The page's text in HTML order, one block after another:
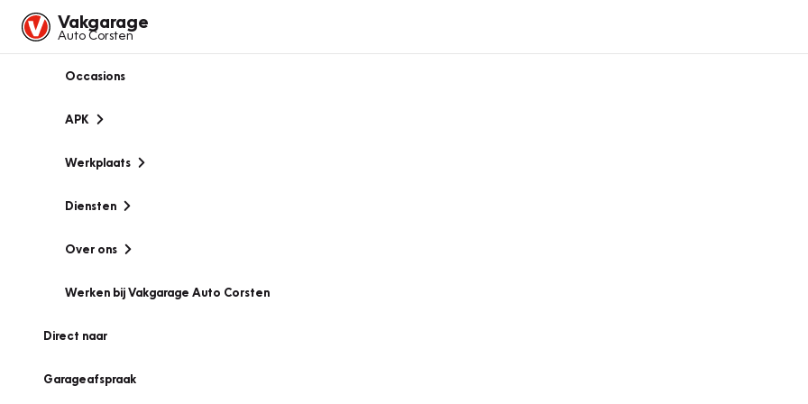
Vakgarage
Auto Corsten
Occasions
APK
Werkplaats
Diensten
Over ons
Werken bij Vakgarage Auto Corsten
Direct naar
Garageafspraak